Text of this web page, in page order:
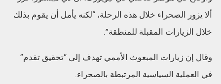
ألا يزور الصحراء خلال هذه الرحلة، “لكنه يأمل أن يقوم بذلك
خلال الزيارات المقبلة للمنطقة”.
وقال إن زيارات المبعوث الأممي تهدف إلى “تحقيق تقدم”
في العملية السياسية المرتبطة بالصحراء.